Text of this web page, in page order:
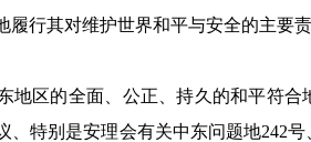
履行其对维护世界和平与安全的主要
区的全面、公正、持久的和平符合
、特别是安理会有关中东问题地242